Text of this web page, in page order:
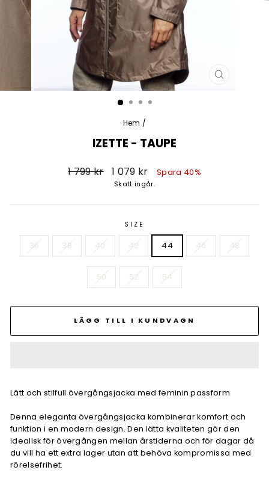
STÄNG
Hem /
IZETTE - TAUPE
Vanligt
1 799 kr Försäljningspris
1 079 kr Spara 40%
Skatt ingår.
SIZE
36 38 40 42 44 46 48
50 52 54
LÄGG TILL I KUNDVAGN
Lätt och stilfull övergångsjacka med feminin passform
Denna eleganta övergångsjacka kombinerar komfort och
funktion i en modern design. Den lätta kvaliteten gör den
idealisk för övergången mellan årstiderna och för dagar då
du vill ha ett extra lager utan att behöva kompromissa med
rörelsefrihet.